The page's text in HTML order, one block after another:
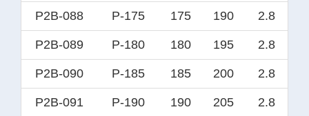
P2B-088 P-175 175 190 2.8
P2B-089 P-180 180 195 2.8
P2B-090 P-185 185 200 2.8
P2B-091 P-190 190 205 2.8